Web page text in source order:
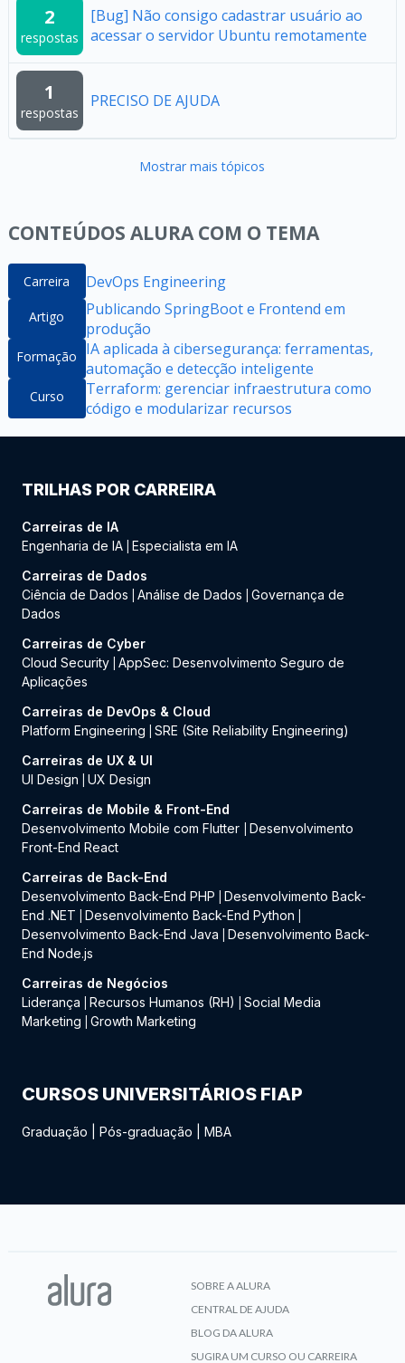
2
respostas
[Bug] Não consigo cadastrar usuário ao
acessar o servidor Ubuntu remotamente
1
respostas
PRECISO DE AJUDA
Mostrar mais tópicos
CONTEÚDOS ALURA COM O TEMA
Carreira DevOps Engineering
Artigo
Publicando SpringBoot e Frontend em
produção
Formação
IA aplicada à cibersegurança: ferramentas,
automação e detecção inteligente
Curso
Terraform: gerenciar infraestrutura como
código e modularizar recursos
TRILHAS POR CARREIRA
Carreiras de IA
Engenharia de IA Especialista em IA
Carreiras de Dados
Ciência de Dados
Análise de Dados
Governança de
Dados
Carreiras de Cyber
Cloud Security AppSec: Desenvolvimento Seguro de
Aplicações
Carreiras de DevOps & Cloud
Platform Engineering
SRE (Site Reliability Engineering)
Carreiras de UX & UI
UI Design
UX Design
Carreiras de Mobile & Front-End
Desenvolvimento Mobile com Flutter
Desenvolvimento
Front-End React
Carreiras de Back-End
Desenvolvimento Back-End PHP
Desenvolvimento Back-
End .NET
Desenvolvimento Back-End Python
Desenvolvimento Back-End Java
Desenvolvimento Back-
End Node.js
Carreiras de Negócios
Liderança
Recursos Humanos (RH)
Social Media
Marketing
Growth Marketing
CURSOS UNIVERSITÁRIOS FIAP
Graduação Pós-graduação MBA
SOBRE A ALURA
CENTRAL DE AJUDA
BLOG DA ALURA
SUGIRA UM CURSO OU CARREIRA